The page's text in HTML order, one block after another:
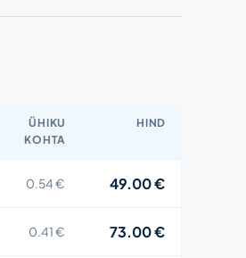
ÜHIKU
KOHTA
HIND
0.54 € 49.00 €
0.41 € 73.00 €